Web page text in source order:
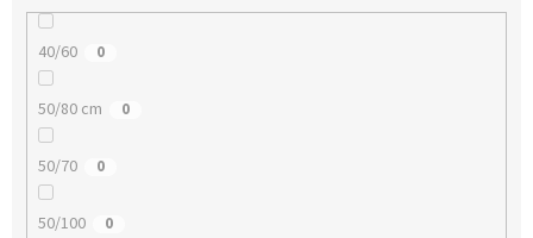
40/60 0
50/80 cm 0
50/70 0
50/100 0